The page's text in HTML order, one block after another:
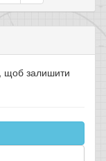
щоб залишити